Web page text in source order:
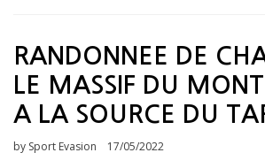
RANDONNEE DE
LE MASSIF DU
A LA SOURCE DU
by Sport Evasion
Posted
17/05/2022